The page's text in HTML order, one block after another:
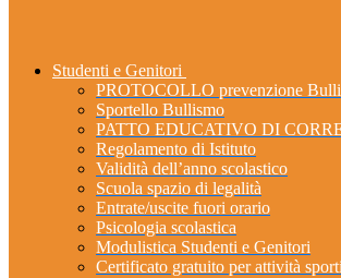
Studenti e Genitori
PROTOCOLLO prevenzione
Sportello Bullismo
PATTO EDUCATIVO DI
Regolamento di Istituto
Validità dell’anno scolastico
Scuola spazio di legalità
Entrate/uscite fuori orario
Psicologia scolastica
Modulistica Studenti e Genitori
Certificato gratuito per attività